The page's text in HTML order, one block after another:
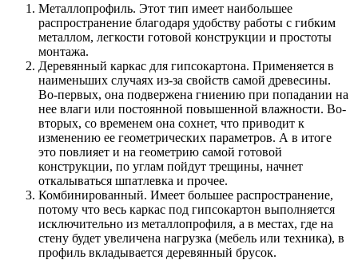
Металлопрофиль. Этот тип имеет наибольшее
распространение благодаря удобству работы с гибким
металлом, легкости готовой конструкции и простоты
монтажа.
Деревянный каркас для гипсокартона. Применяется в
наименьших случаях из-за свойств самой древесины.
Во-первых, она подвержена гниению при попадании на
нее влаги или постоянной повышенной влажности. Во-
вторых, со временем она сохнет, что приводит к
изменению ее геометрических параметров. А в итоге
это повлияет и на геометрию самой готовой
конструкции, по углам пойдут трещины, начнет
откалываться шпатлевка и прочее.
Комбинированный. Имеет большее распространение,
потому что весь каркас под гипсокартон выполняется
исключительно из металлопрофиля, а в местах, где на
стену будет увеличена нагрузка (мебель или техника), в
профиль вкладывается деревянный брусок.